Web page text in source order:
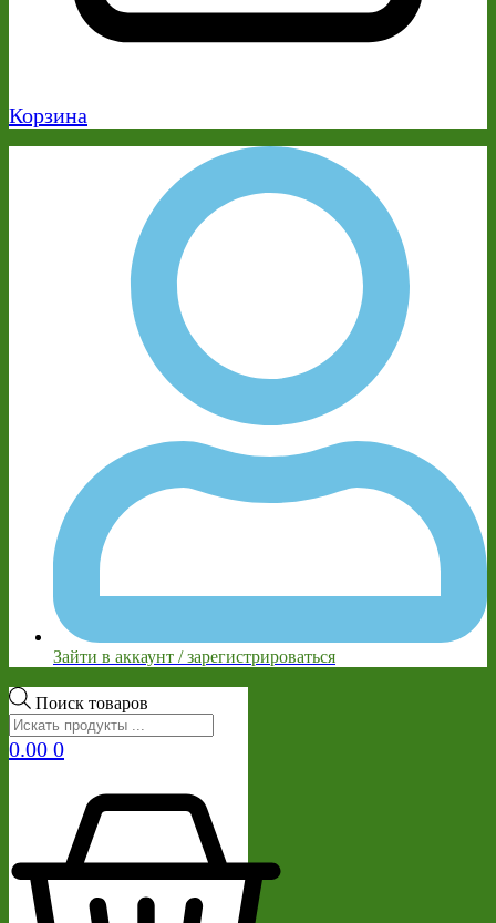
Корзина
Зайти в аккаунт / зарегистрироваться
Поиск товаров
0.00 0